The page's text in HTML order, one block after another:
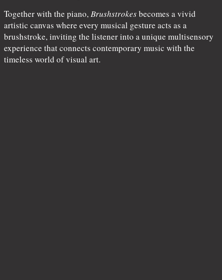
Together with the piano,Brushstrokesbecomes a vivid
artistic canvas where every musical gesture acts as a
brushstroke, inviting the listener into a unique multisensory
experience that connects contemporary music with the
timeless world of visual art.